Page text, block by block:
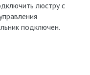
люстру с
подключен.